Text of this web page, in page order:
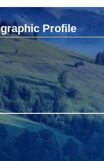
Profile